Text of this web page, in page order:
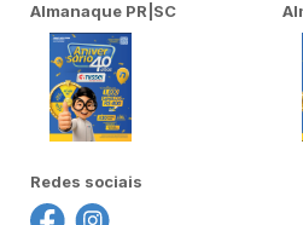
Almanaque PR|SC
Redes sociais